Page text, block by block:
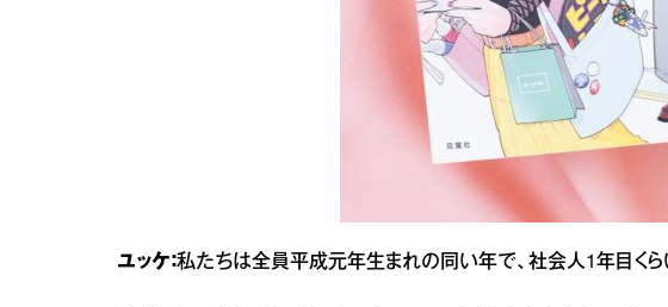
ユッケ：私たちは全員平成元年生まれの同い年で、社会人1年目くら